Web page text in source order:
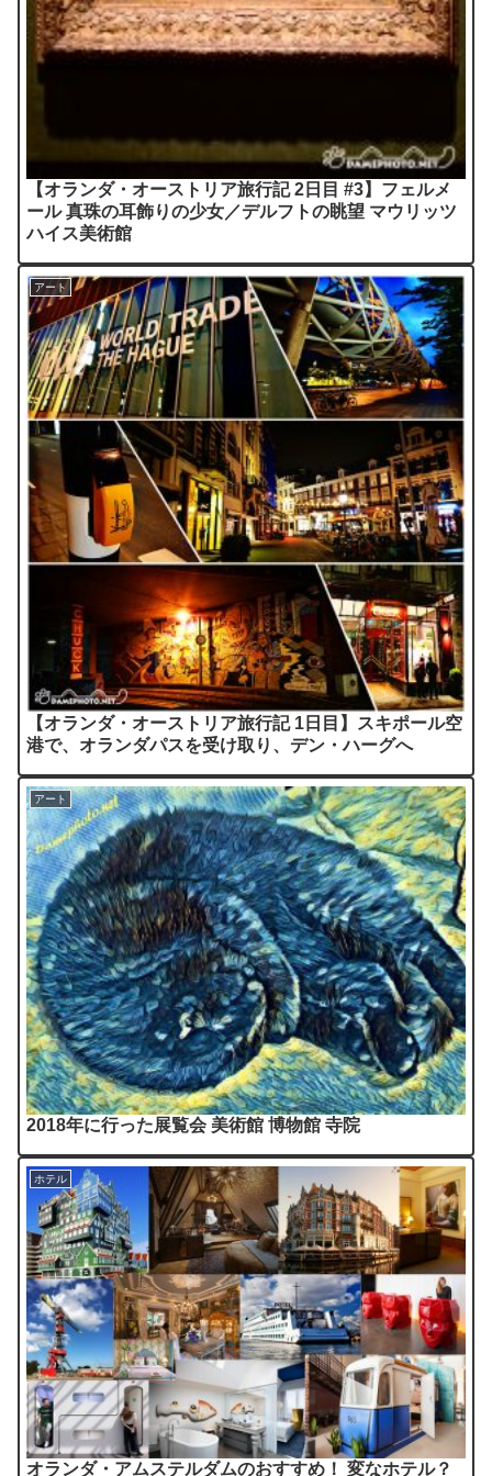
【オランダ・オーストリア旅行記 2日目 #3】フェルメ
ール 真珠の耳飾りの少女／デルフトの眺望 マウリッツ
ハイス美術館
アート
【オランダ・オーストリア旅行記 1日目】スキポール空
港で、オランダパスを受け取り、デン・ハーグへ
アート
2018年に行った展覧会 美術館 博物館 寺院
ホテル
オランダ・アムステルダムのおすすめ！ 変なホテル？